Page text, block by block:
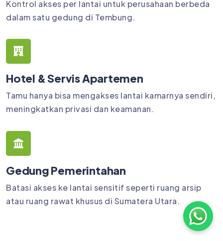
Kontrol akses per lantai untuk perusahaan berbeda
dalam satu gedung di Tembung.
Hotel & Servis Apartemen
Tamu hanya bisa mengakses lantai kamarnya sendiri,
meningkatkan privasi dan keamanan.
Gedung Pemerintahan
Batasi akses ke lantai sensitif seperti ruang arsip
atau ruang rawat khusus di Sumatera Utara.